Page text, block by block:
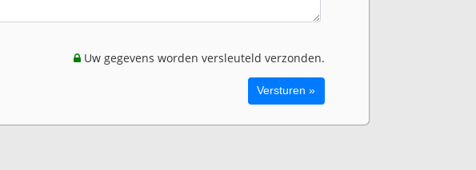
Uw gegevens worden versleuteld verzonden.